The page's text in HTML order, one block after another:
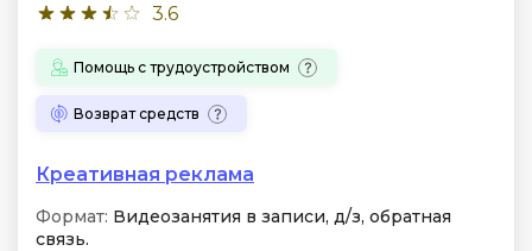
3.6
Помощь с трудоустройством
Возврат средств
Креативная реклама
Формат: Видеозанятия в записи, д/з, обратная
связь.